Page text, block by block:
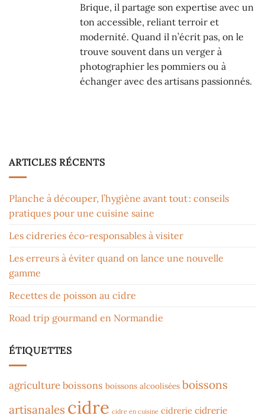
Brique, il partage son expertise avec un
ton accessible, reliant terroir et
modernité. Quand il n’écrit pas, on le
trouve souvent dans un verger à
photographier les pommiers ou à
échanger avec des artisans passionnés.
ARTICLES RÉCENTS
Planche à découper, l’hygiène avant tout : conseils
pratiques pour une cuisine saine
Les cidreries éco-responsables à visiter
Les erreurs à éviter quand on lance une nouvelle
gamme
Recettes de poisson au cidre
Road trip gourmand en Normandie
ÉTIQUETTES
agriculture boissons boissons alcoolisées boissons
artisanales cidre cidre en cuisine cidrerie cidrerie